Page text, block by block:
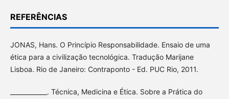
REFERÊNCIAS
JONAS, Hans. O Princípio Responsabilidade. Ensaio de uma
ética para a civilização tecnológica. Tradução Marijane
Lisboa. Rio de Janeiro: Contraponto - Ed. PUC Rio, 2011.
____________. Técnica, Medicina e Ética. Sobre a Prática do